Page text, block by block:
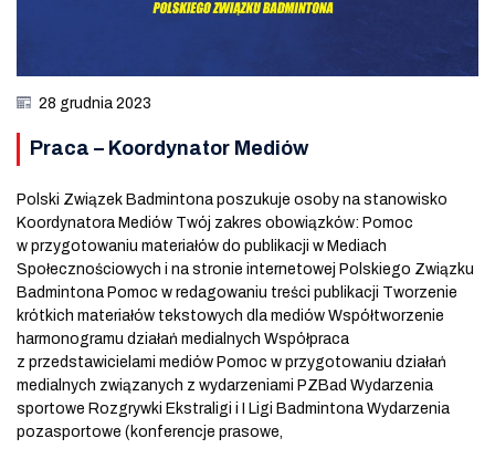
28 grudnia 2023
Praca – Koordynator Mediów
Polski Związek Badmintona poszukuje osoby na stanowisko
Koordynatora Mediów Twój zakres obowiązków: Pomoc
w przygotowaniu materiałów do publikacji w Mediach
Społecznościowych i na stronie internetowej Polskiego Związku
Badmintona Pomoc w redagowaniu treści publikacji Tworzenie
krótkich materiałów tekstowych dla mediów Współtworzenie
harmonogramu działań medialnych Współpraca
z przedstawicielami mediów Pomoc w przygotowaniu działań
medialnych związanych z wydarzeniami PZBad Wydarzenia
sportowe Rozgrywki Ekstraligi i I Ligi Badmintona Wydarzenia
pozasportowe (konferencje prasowe,